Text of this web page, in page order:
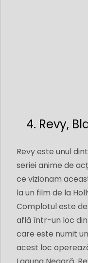
4. Revy,
Revy este unul
seriei anime de
ce vizionam
la un film de la
Complotul este
află într-un loc
care este numit
acest loc